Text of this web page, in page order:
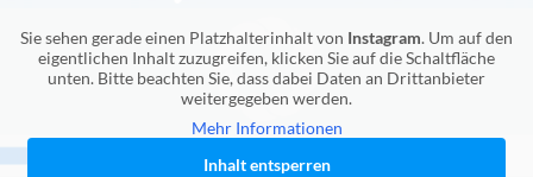
Sie sehen gerade einen Platzhalterinhalt von Instagram. Um auf den
eigentlichen Inhalt zuzugreifen, klicken Sie auf die Schaltfläche
unten. Bitte beachten Sie, dass dabei Daten an Drittanbieter
weitergegeben werden.
Mehr Informationen
Inhalt entsperren